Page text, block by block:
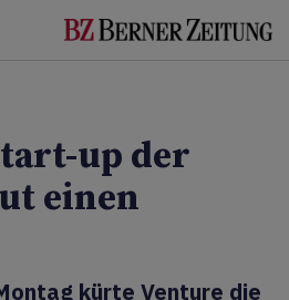
up der
einen
kürte Venture die